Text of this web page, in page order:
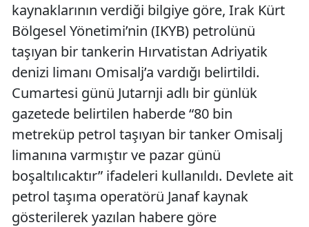
kaynaklarının verdiği bilgiye göre, Irak Kürt
Bölgesel Yönetimi’nin (IKYB) petrolünü
taşıyan bir tankerin Hırvatistan Adriyatik
denizi limanı Omisalj’a vardığı belirtildi.
Cumartesi günü Jutarnji adlı bir günlük
gazetede belirtilen haberde “80 bin
metreküp petrol taşıyan bir tanker Omisalj
limanına varmıştır ve pazar günü
boşaltılıcaktır” ifadeleri kullanıldı. Devlete ait
petrol taşıma operatörü Janaf kaynak
gösterilerek yazılan habere göre